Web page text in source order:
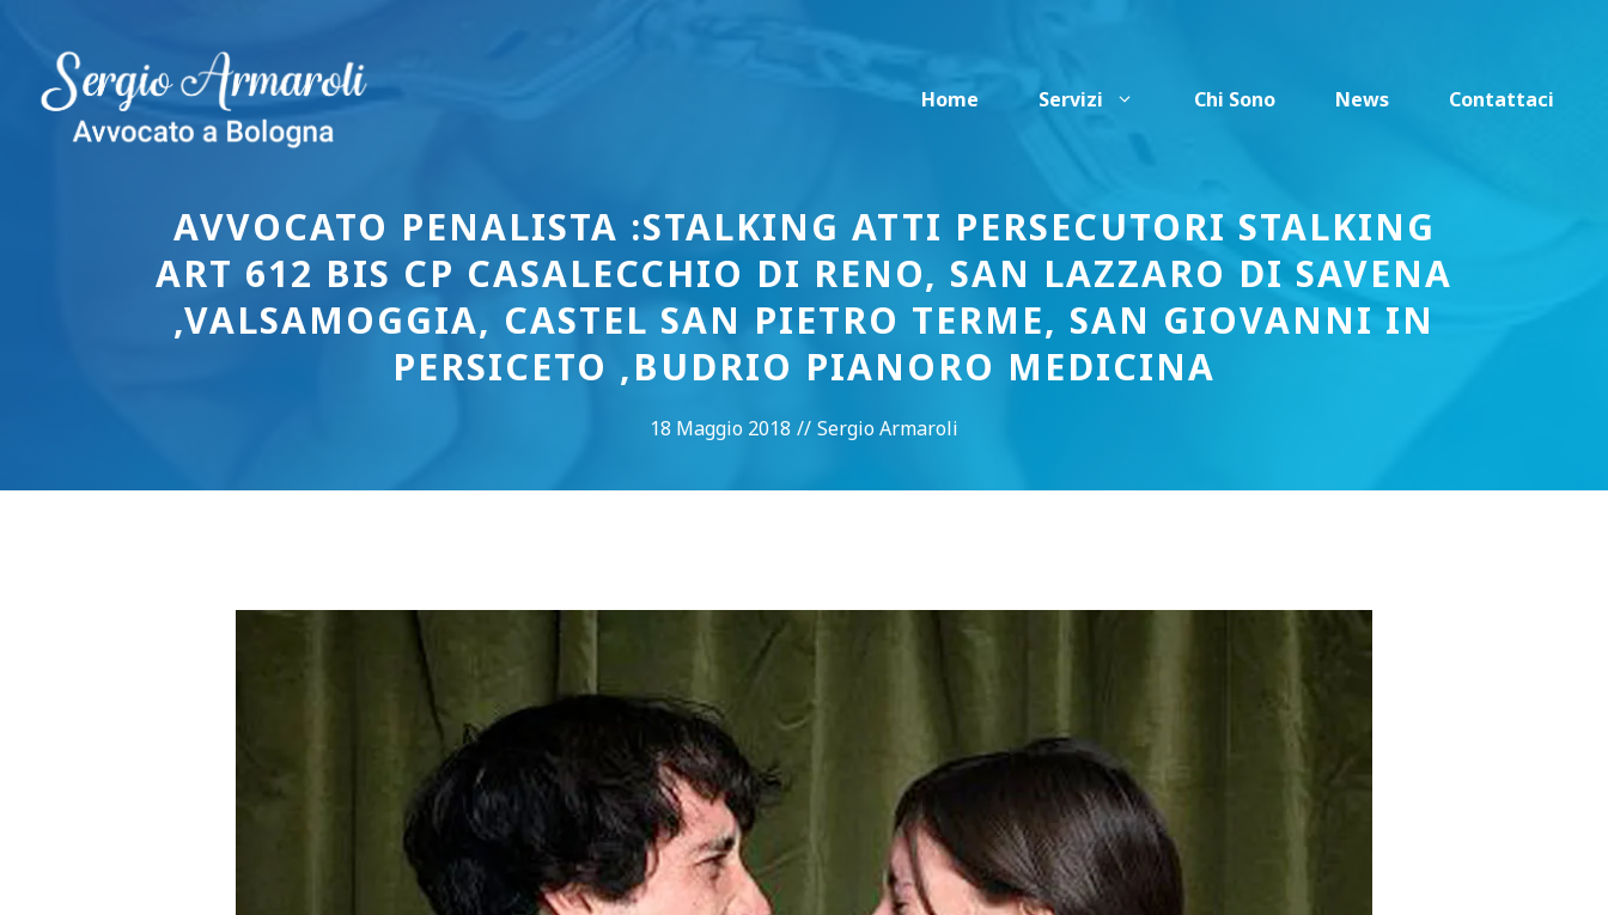
contenuto
Home
Servizi Chi Sono News Contattaci
AVVOCATO PENALISTA :STALKING ATTI PERSECUTORI STALKING
ART 612 BIS CP CASALECCHIO DI RENO, SAN LAZZARO DI SAVENA
,VALSAMOGGIA, CASTEL SAN PIETRO TERME, SAN GIOVANNI IN
PERSICETO ,BUDRIO PIANORO MEDICINA
18 Maggio 2018 // Sergio Armaroli